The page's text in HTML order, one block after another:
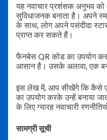
यह नवाचार प्रशंसक अनुभव
सुविधाजनक बनाता है। अपने
के साथ, लोग अपने पसंदीदा
प्राप्त कर सकते हैं।
फैनबेस QR कोड का उपयोग
आसान है। उसके अलावा, एक
इस लेख में, आप सीखेंगे कि कैसे
का उपयोग करके उन्हें बनाया
के लिए ग्यारह नवाचारी
सामग्री सूची